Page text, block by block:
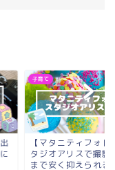
子育て
【マタニティフォト
タジオアリスで撮影
まで安く抑えられる